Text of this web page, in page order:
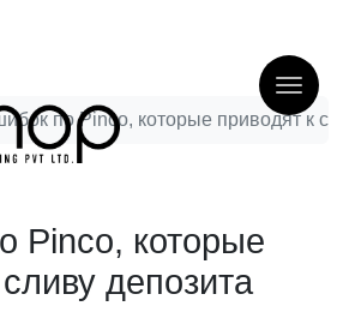
по Pinco, которые приводят к
Pinco, которые
депозита